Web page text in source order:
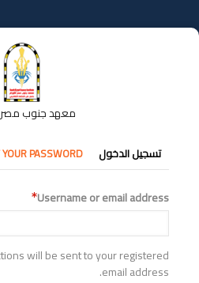
إلى
المحتوى
معهد جنوب مصر
التبويبات
الأساسية
تسجيل الدخول PASSWORD
Username or email address
will be sent to your registered
email address.